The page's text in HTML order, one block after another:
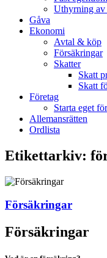
Uthyrning av
Gåva
Ekonomi
Avtal & köp
Försäkringar
Skatter
Skatt
Skatt
Företag
Starta eget
Allemansrätten
Ordlista
Etikettarkiv:
Försäkringar
Försäkringar